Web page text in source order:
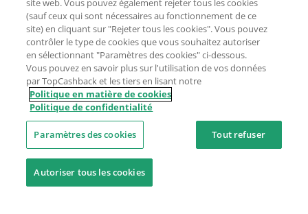
site web. Vous pouvez également rejeter tous les cookies
(sauf ceux qui sont nécessaires au fonctionnement de ce
site) en cliquant sur "Rejeter tous les cookies". Vous pouvez
contrôler le type de cookies que vous souhaitez autoriser
en sélectionnant "Paramètres des cookies" ci-dessous.
Vous pouvez en savoir plus sur l'utilisation de vos données
par TopCashback et les tiers en lisant notre
Politique en matière de cookies
Politique de confidentialité
Paramètres des cookies Tout refuser
Autoriser tous les cookies